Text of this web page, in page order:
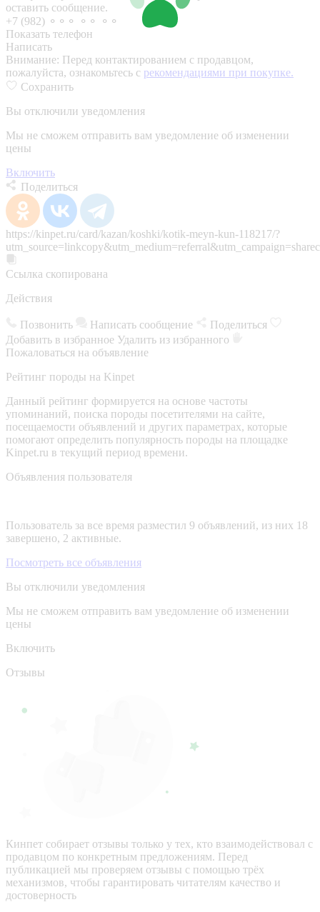
оставить сообщение.
+7 (982) ⚬⚬⚬ ⚬⚬ ⚬⚬
Показать телефон
Написать
Внимание: Перед контактированием с продавцом,
пожалуйста, ознакомьтесь с рекомендациями при покупке.
Сохранить
Вы отключили уведомления
Мы не сможем отправить вам уведомление об изменении
цены
Включить
Поделиться
https://kinpet.ru/card/kazan/koshki/kotik-meyn-kun-118217/?
Ссылка скопирована
Действия
Позвонить Написать сообщение
Поделиться
Добавить в избранное Удалить из избранного
Пожаловаться на объявление
Рейтинг породы на Kinpet
Данный рейтинг формируется на основе частоты
упоминаний, поиска породы посетителями на сайте,
посещаемости объявлений и других параметрах, которые
помогают определить популярность породы на площадке
Kinpet.ru в текущий период времени.
Объявления пользователя
Пользователь за все время разместил 9 объявлений, из них 18
завершено, 2 активные.
Посмотреть все объявления
Вы отключили уведомления
Мы не сможем отправить вам уведомление об изменении
цены
Включить
Отзывы
Кинпет собирает отзывы только у тех, кто взаимодействовал с
продавцом по конкретным предложениям. Перед
публикацией мы проверяем отзывы с помощью трёх
механизмов, чтобы гарантировать читателям качество и
достоверность